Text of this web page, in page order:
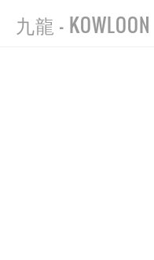
九龍 - KOWLOON